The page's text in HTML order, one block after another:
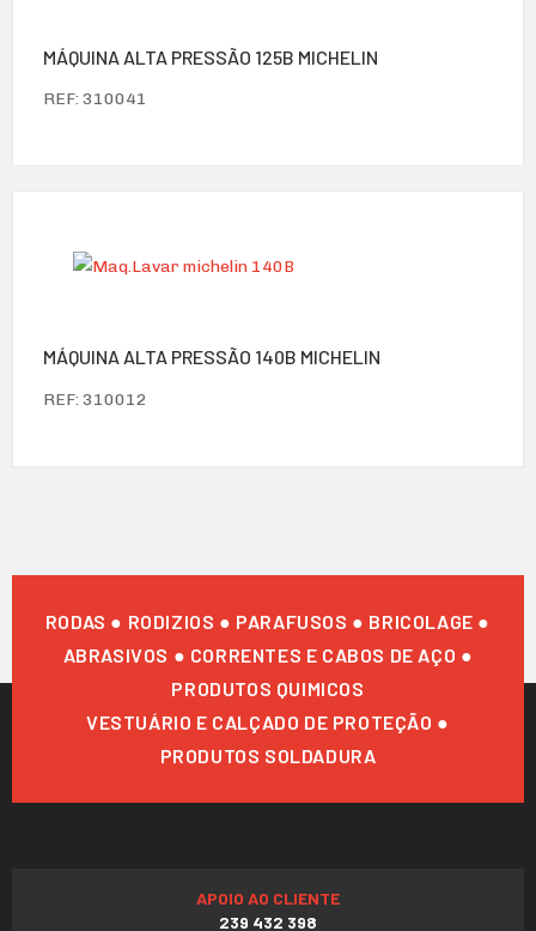
MÁQUINA ALTA PRESSÃO 125B MICHELIN
REF: 310041
MÁQUINA ALTA PRESSÃO 140B MICHELIN
REF: 310012
RODAS ● RODIZIOS ● PARAFUSOS ● BRICOLAGE ●
ABRASIVOS ● CORRENTES E CABOS DE AÇO ●
PRODUTOS QUIMICOS
VESTUÁRIO E CALÇADO DE PROTEÇÃO ●
PRODUTOS SOLDADURA
APOIO AO CLIENTE
239 432 398